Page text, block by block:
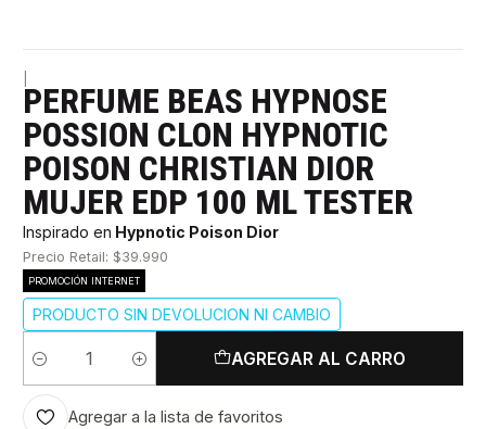
PERFUME BEAS HYPNOSE
POSSION CLON HYPNOTIC
POISON CHRISTIAN DIOR
MUJER EDP 100 ML TESTER
Inspirado en Hypnotic Poison Dior
Precio Retail: $39.990
PROMOCIÓN INTERNET
PRODUCTO SIN DEVOLUCION NI CAMBIO
Cantidad
AGREGAR AL CARRO
Agregar a la lista de favoritos